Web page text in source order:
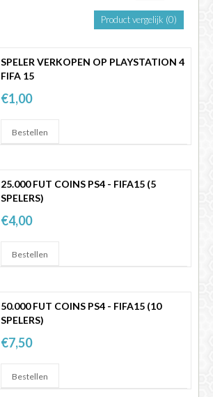
Product vergelijk (0)
SPELER VERKOPEN OP PLAYSTATION 4
FIFA 15
€1,00
25.000 FUT COINS PS4 - FIFA15 (5
SPELERS)
€4,00
50.000 FUT COINS PS4 - FIFA15 (10
SPELERS)
€7,50